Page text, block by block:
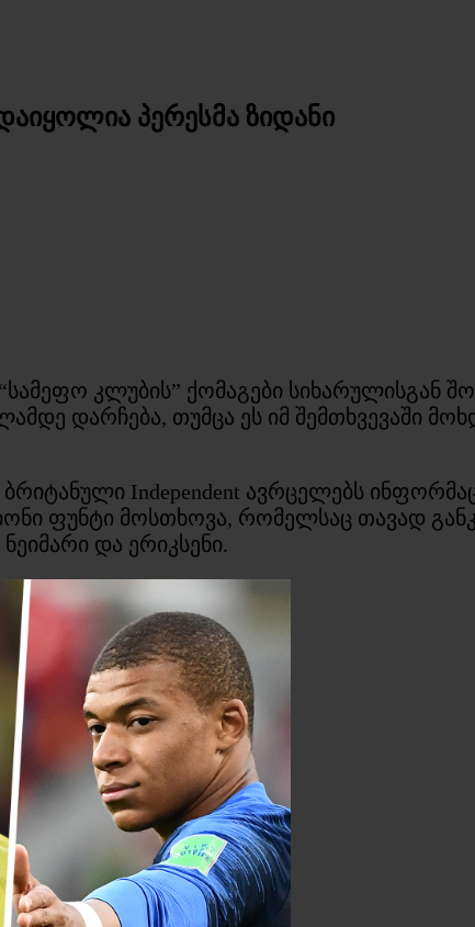
პერესმა ზიდანი
კლუბის” ქომაგები სიხარულისგან
დარჩება, თუმცა ეს იმ შემთხვევაში
Independent ავრცელებს
ფუნტი მოსთხოვა, რომელსაც თავად
და ერიკსენი.